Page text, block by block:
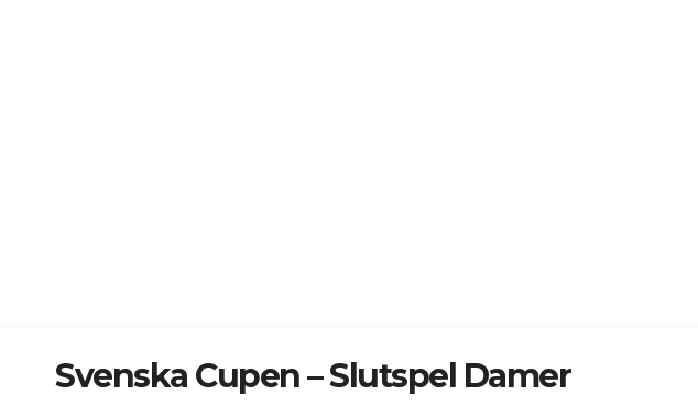
Svenska Cupen – Slutspel Damer